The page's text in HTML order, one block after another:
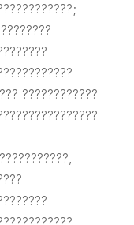
????????????